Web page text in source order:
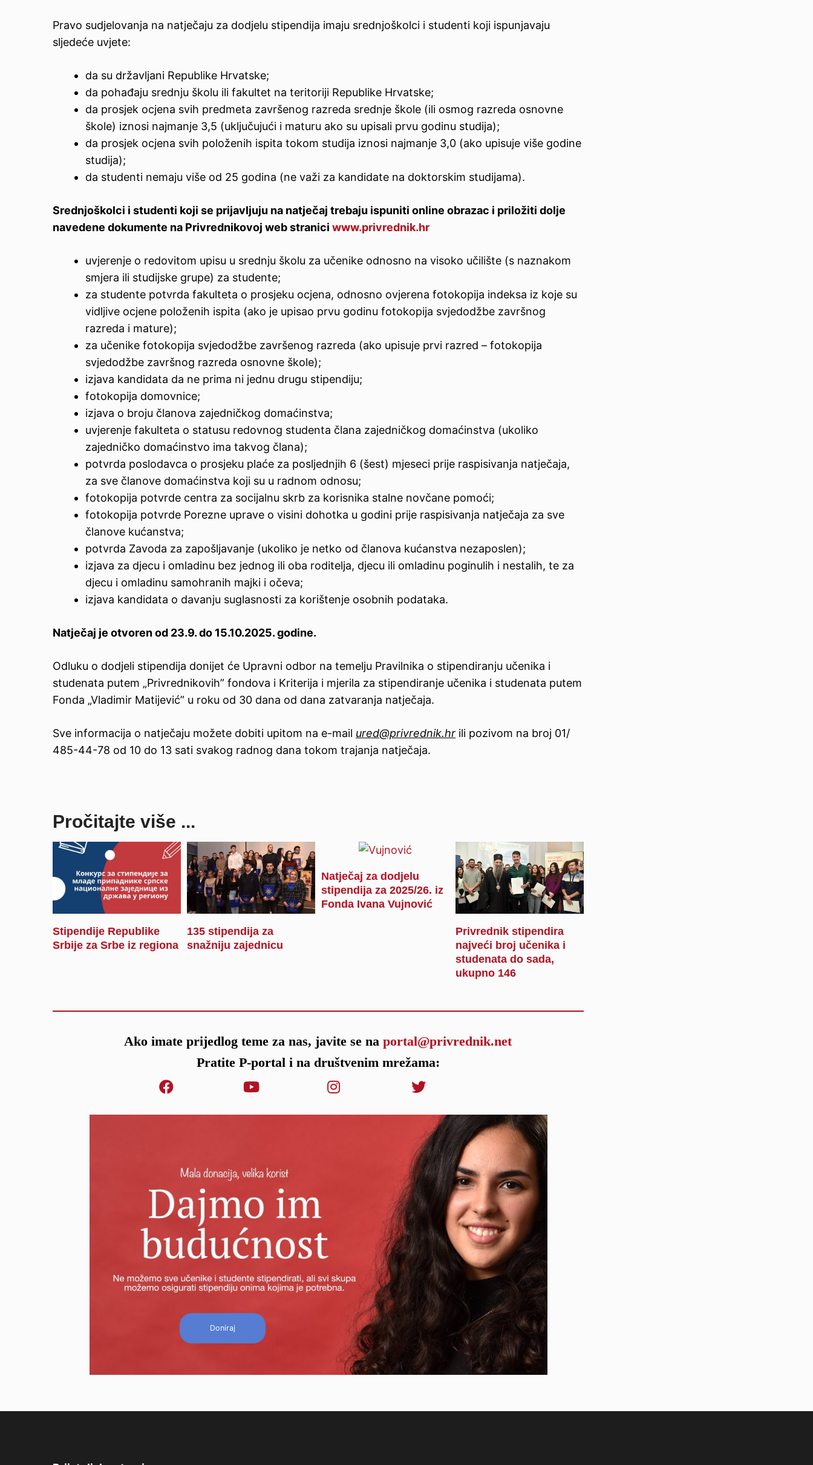
Pravo sudjelovanja na natječaju za dodjelu stipendija imaju srednjoškolci i studenti koji ispunjavaju
sljedeće uvjete:
da su državljani Republike Hrvatske;
da pohađaju srednju školu ili fakultet na teritoriji Republike Hrvatske;
da prosjek ocjena svih predmeta završenog razreda srednje škole (ili osmog razreda osnovne
škole) iznosi najmanje 3,5 (uključujući i maturu ako su upisali prvu godinu studija);
da prosjek ocjena svih položenih ispita tokom studija iznosi najmanje 3,0 (ako upisuje više godine
studija);
da studenti nemaju više od 25 godina (ne važi za kandidate na doktorskim studijama).
Srednjoškolci i studenti koji se prijavljuju na natječaj trebaju ispuniti online obrazac i priložiti dolje
navedene dokumente na Privrednikovoj web stranici www.privrednik.hr
uvjerenje o redovitom upisu u srednju školu za učenike odnosno na visoko učilište (s naznakom
smjera ili studijske grupe) za studente;
za studente potvrda fakulteta o prosjeku ocjena, odnosno ovjerena fotokopija indeksa iz koje su
vidljive ocjene položenih ispita (ako je upisao prvu godinu fotokopija svjedodžbe završnog
razreda i mature);
za učenike fotokopija svjedodžbe završenog razreda (ako upisuje prvi razred – fotokopija
svjedodžbe završnog razreda osnovne škole);
izjava kandidata da ne prima ni jednu drugu stipendiju;
fotokopija domovnice;
izjava o broju članova zajedničkog domaćinstva;
uvjerenje fakulteta o statusu redovnog studenta člana zajedničkog domaćinstva (ukoliko
zajedničko domaćinstvo ima takvog člana);
potvrda poslodavca o prosjeku plaće za posljednjih 6 (šest) mjeseci prije raspisivanja natječaja,
za sve članove domaćinstva koji su u radnom odnosu;
fotokopija potvrde centra za socijalnu skrb za korisnika stalne novčane pomoći;
fotokopija potvrde Porezne uprave o visini dohotka u godini prije raspisivanja natječaja za sve
članove kućanstva;
potvrda Zavoda za zapošljavanje (ukoliko je netko od članova kućanstva nezaposlen);
izjava za djecu i omladinu bez jednog ili oba roditelja, djecu ili omladinu poginulih i nestalih, te za
djecu i omladinu samohranih majki i očeva;
izjava kandidata o davanju suglasnosti za korištenje osobnih podataka.
Natječaj je otvoren od 23.9. do 15.10.2025. godine.
Odluku o dodjeli stipendija donijet će Upravni odbor na temelju Pravilnika o stipendiranju učenika i
studenata putem „Privrednikovih” fondova i Kriterija i mjerila za stipendiranje učenika i studenata putem
Fonda „Vladimir Matijević” u roku od 30 dana od dana zatvaranja natječaja.
Sve informacija o natječaju možete dobiti upitom na e-mail ured@privrednik.hr ili pozivom na broj 01/
485-44-78 od 10 do 13 sati svakog radnog dana tokom trajanja natječaja.
Pročitajte više ...
Stipendije Republike
Srbije za Srbe iz regiona
135 stipendija za
snažniju zajednicu
Natječaj za dodjelu
stipendija za 2025/26. iz
Fonda Ivana Vujnović
Privrednik stipendira
najveći broj učenika i
studenata do sada,
ukupno 146
Ako imate prijedlog teme za nas, javite se naportal@privrednik.net
Pratite P-portal i na društvenim mrežama:
Doniraj